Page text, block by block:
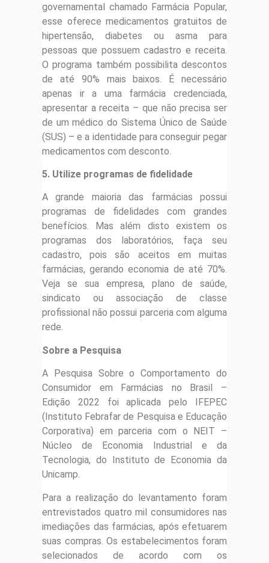
governamental chamado Farmácia Popular,
esse oferece medicamentos gratuitos de
hipertensão, diabetes ou asma para
pessoas que possuem cadastro e receita.
O programa também possibilita descontos
de até 90% mais baixos. É necessário
apenas ir a uma farmácia credenciada,
apresentar a receita – que não precisa ser
de um médico do Sistema Único de Saúde
(SUS) – e a identidade para conseguir pegar
medicamentos com desconto.
5. Utilize programas de fidelidade
A grande maioria das farmácias possui
programas de fidelidades com grandes
benefícios. Mas além disto existem os
programas dos laboratórios, faça seu
cadastro, pois são aceitos em muitas
farmácias, gerando economia de até 70%.
Veja se sua empresa, plano de saúde,
sindicato ou associação de classe
profissional não possui parceria com alguma
rede.
Sobre a Pesquisa
A Pesquisa Sobre o Comportamento do
Consumidor em Farmácias no Brasil –
Edição 2022 foi aplicada pelo IFEPEC
(Instituto Febrafar de Pesquisa e Educação
Corporativa) em parceria com o NEIT –
Núcleo de Economia Industrial e da
Tecnologia, do Instituto de Economia da
Unicamp.
Para a realização do levantamento foram
entrevistados quatro mil consumidores nas
imediações das farmácias, após efetuarem
suas compras. Os estabelecimentos foram
selecionados de acordo com os